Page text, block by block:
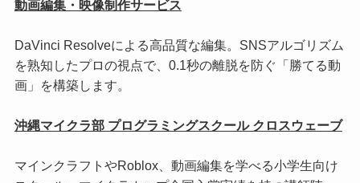
動画編集・映像制作サービス
DaVinci Resolveによる高品質な編集。SNSアルゴリズム
を熟知したプロの視点で、0.1秒の離脱を防ぐ「勝てる動
画」を構築します。
沖縄マイクラ部 プログラミングスクール クロスウェーブ
マインクラフトやRoblox、動画編集を学べる小学生向け